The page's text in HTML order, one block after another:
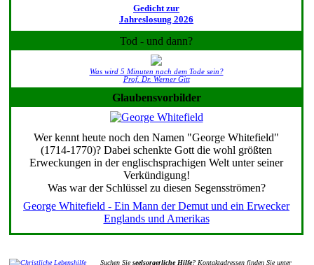
Gedicht zur
Jahreslosung 2026
Tod - und dann?
Was wird 5 Minuten nach dem Tode sein?
Prof. Dr. Werner Gitt
Glaubensvorbilder
Wer kennt heute noch den Namen "George Whitefield"
(1714-1770)? Dabei schenkte Gott die wohl größten
Erweckungen in der englischsprachigen Welt unter seiner
Verkündigung!
Was war der Schlüssel zu diesen Segensströmen?
George Whitefield - Ein Mann der Demut und ein Erwecker
Englands und Amerikas
Suchen Sieseelsorgerliche Hilfe? Kontaktadressen finden Sie unter